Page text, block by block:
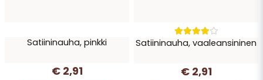
Satiininauha, pinkki
€ 2,91
Satiininauha, vaaleansininen
€ 2,91